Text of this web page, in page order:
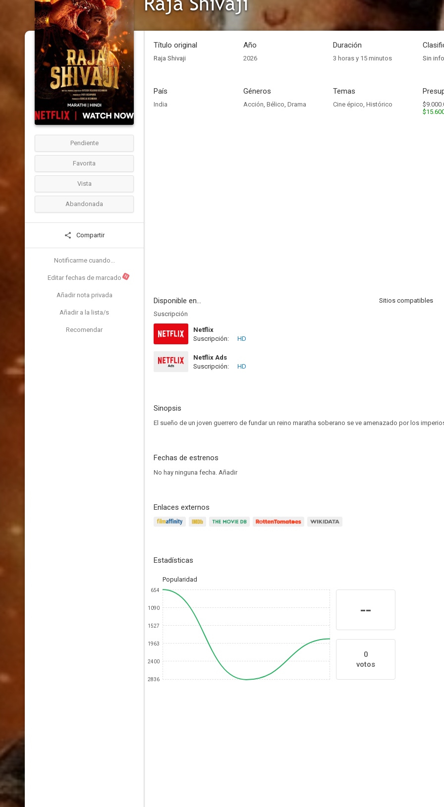
Pendiente
Favorita
Vista
Abandonada
Compartir
Notificarme cuando...
Editar fechas de marcado N
Añadir nota privada
Añadir a la lista/s
Recomendar
Título original
Raja Shivaji
Año
2026
Duración
3 horas y 15 minutos Sin
País
India
Géneros
Acción, Bélico, Drama
Temas
Cine épico, Histórico
Disponible en...
Sitios compatibles
Suscripción
Netflix
Suscripción:
HD
Netflix Ads
Suscripción:
HD
Sinopsis
El sueño de un joven guerrero de fundar un reino maratha soberano se ve amenazado por los
Fechas de estrenos
No hay ninguna fecha. Añadir
Enlaces externos
Estadísticas
Popularidad
654
1090
1527
1963
2400
2836
--
0
votos